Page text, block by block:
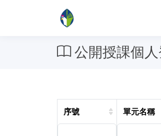
公開授課個人
序號 單元名稱